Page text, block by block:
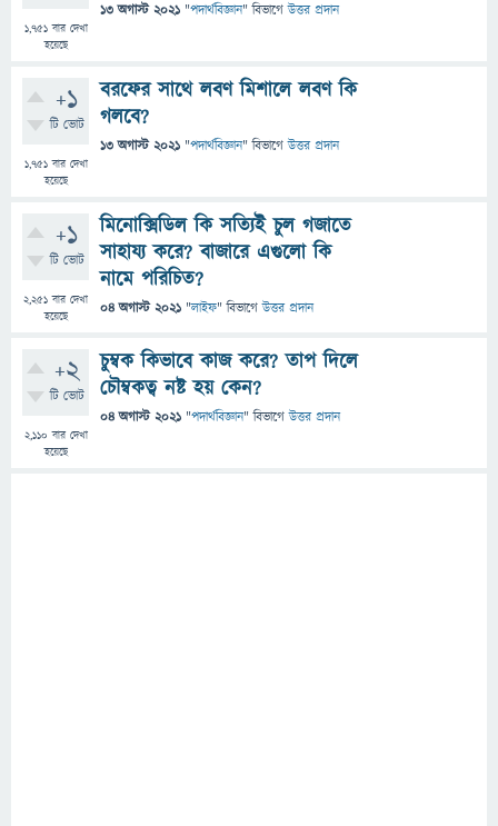
1,751বার দেখা
হয়েছে
13 অগাস্ট 2021 "পদার্থবিজ্ঞান" বিভাগে উত্তর প্রদান
+1
টি ভোট
1,751বার দেখা
হয়েছে
বরফের সাথে লবণ মিশালে লবণ কি
গলবে?
13 অগাস্ট 2021 "পদার্থবিজ্ঞান" বিভাগে উত্তর প্রদান
+1
টি ভোট
2,251 বার দেখা
হয়েছে
মিনোক্সিডিল কি সত্যিই চুল গজাতে
সাহায্য করে? বাজারে এগুলো কি
নামে পরিচিত?
04 অগাস্ট 2021 "লাইফ" বিভাগে উত্তর প্রদান
+2
টি ভোট
2,110 বার দেখা
হয়েছে
চুম্বক কিভাবে কাজ করে? তাপ দিলে
চৌম্বকত্ব নষ্ট হয় কেন?
04 অগাস্ট 2021 "পদার্থবিজ্ঞান" বিভাগে উত্তর প্রদান